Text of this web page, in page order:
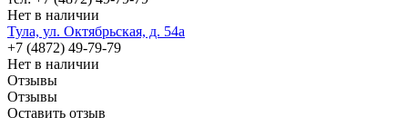
Нет в наличии
Тула, ул. Октябрьская, д. 54а
+7 (4872) 49-79-79
Нет в наличии
Отзывы
Отзывы
Оставить отзыв